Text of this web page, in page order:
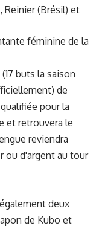
Reinier (Brésil) et
féminine de la
buts la saison
de
pour la
et retrouvera le
reviendra
ou d'argent au tour
deux
de Kubo et